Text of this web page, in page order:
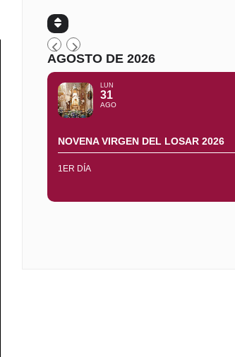
AGOSTO DE 2026
LUN
31
AGO
NOVENA VIRGEN DEL LOSAR 2026
1ER DÍA